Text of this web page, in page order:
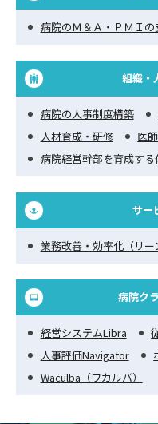
病院のＭ＆Ａ・ＰＭＩの
組織・
病院の人事制度構築
人材育成・研修
医
病院経営幹部を育成す
サー
業務改善・効率化（リー
病院ク
経営システムLibra
人事評価Navigator
Waculba（ワカルバ）